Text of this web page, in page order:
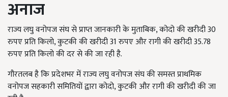
अनाज
राज्य लघु वनोपज संघ से प्राप्त जानकारी के मुताबिक, कोदो की खरीदी 30
रुपए प्रति किलो, कुटकी की खरीदी 31 रुपए और रागी की खरीदी 35.78
रुपए प्रति किलो की दर से की जा रही है.
गौरतलब है कि प्रदेशभर में राज्य लघु वनोपज संघ की समस्त प्राथमिक
वनोपज सहकारी समितियों द्वारा कोदो, कुटकी और रागी की खरीदी की जा